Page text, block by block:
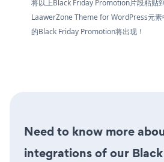
将以上Black Friday Promotion片段粘贴
LaawerZone Theme for WordPress元
的Black Friday Promotion将出现！
Need to know more
integrations of our